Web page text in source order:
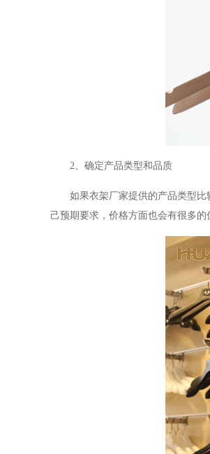
2、确定产品类型和品质
如果衣架厂家提供的产品类型
己预期要求，价格方面也会有很多的